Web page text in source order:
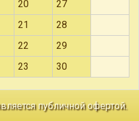
20
27
21
28
22
29
23 30
публичной офертой.